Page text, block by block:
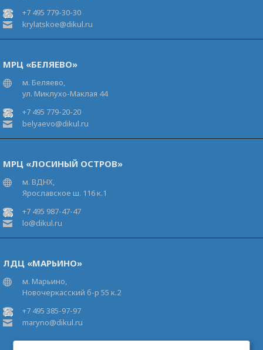
+7 495 779-30-30
krylatskoe@dikul.ru
МРЦ «БЕЛЯЕВО»
м. Беляево,
ул. Миклухо-Маклая 44
+7 495 779-20-20
belyaevo@dikul.ru
МРЦ «ЛОСИНЫЙ ОСТРОВ»
м. ВДНХ,
Ярославское ш. 116 к.1
+7 495 987-47-47
lo@dikul.ru
ЛДЦ «МАРЬИНО»
м. Марьино,
Новочеркасский б-р 55 к.2
+7 495 385-97-97
maryno@dikul.ru